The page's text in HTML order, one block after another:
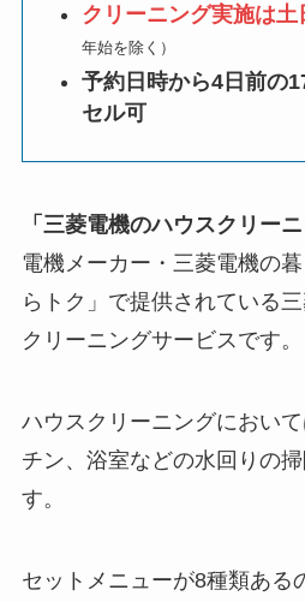
クリーニング実施は
年始を除く）
予約日時から4日前の
セル可
「三菱電機のハウスクリーニ
電機メーカー・三菱電機の
らトク」で提供されている
クリーニングサービスです。
ハウスクリーニングにおい
チン、浴室などの水回りの
す。
セットメニューが8種類ある